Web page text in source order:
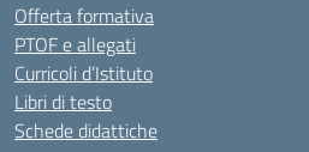
Offerta formativa
PTOF e allegati
Curricoli d’Istituto
Libri di testo
Schede didattiche